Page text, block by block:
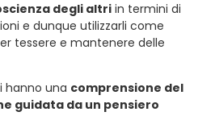
degli altri in termini di
e dunque utilizzarli come
tessere e mantenere delle
hanno una comprensione del
guidata da un pensiero